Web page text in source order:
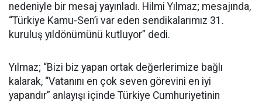
nedeniyle bir mesaj yayınladı. Hilmi Yılmaz; mesajında,
“Türkiye Kamu-Sen’i var eden sendikalarımız 31.
kuruluş yıldönümünü kutluyor” dedi.
Yılmaz; “Bizi biz yapan ortak değerlerimize bağlı
kalarak, “Vatanını en çok seven görevini en iyi
yapandır” anlayışı içinde Türkiye Cumhuriyetinin